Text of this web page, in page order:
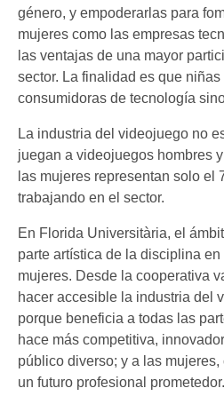
género, y empoderarlas para
mujeres como las empresas
las ventajas de una mayor
sector. La finalidad es que
consumidoras de tecnología
La industria del videojuego no
juegan a videojuegos hombres
las mujeres representan solo el
trabajando en el sector.
En Florida Universitària, el
parte artística de la disciplina
mujeres. Desde la cooperativa
hacer accesible la industria del
porque beneficia a todas las
hace más competitiva,
público diverso; y a las
un futuro profesional prometedor.